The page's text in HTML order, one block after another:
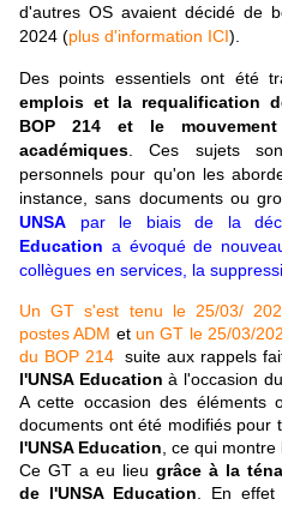
d'autres OS avaient décidé de
2024 (plus d'information ICI).
Des points essentiels ont été
emplois et la requalification
BOP 214 et le
académiques . Ces sujets
personnels pour qu'on les
instance, sans documents ou
UNSA par le biais de la
Education a évoqué de
collègues en services, la
Un GT s'est tenu le 25/03/
postes ADM etun GT le 25/03/
du BOP 214suite aux rappels
l'UNSA Education à l'occasion
A cette occasion des éléments
documents ont été modifiés pour
l'UNSA Education , ce qui
Ce GT a eu lieu grâce à la
de l'UNSA Education . En